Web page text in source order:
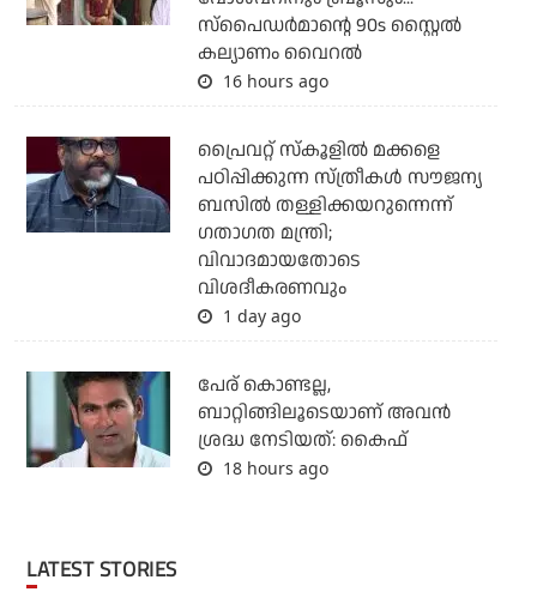
സ്‌പൈഡര്‍മാന്റെ 90s സ്റ്റൈല്‍
കല്യാണം വൈറല്‍
16 hours ago
പ്രൈവറ്റ് സ്‌കൂളില്‍ മക്കളെ
പഠിപ്പിക്കുന്ന സ്ത്രീകള്‍ സൗജന്യ
ബസില്‍ തള്ളിക്കയറുന്നെന്ന്
ഗതാഗത മന്ത്രി;
വിവാദമായതോടെ
വിശദീകരണവും
1 day ago
പേര് കൊണ്ടല്ല,
ബാറ്റിങ്ങിലൂടെയാണ് അവൻ
ശ്രദ്ധ നേടിയത്: കൈഫ്
18 hours ago
LATEST STORIES